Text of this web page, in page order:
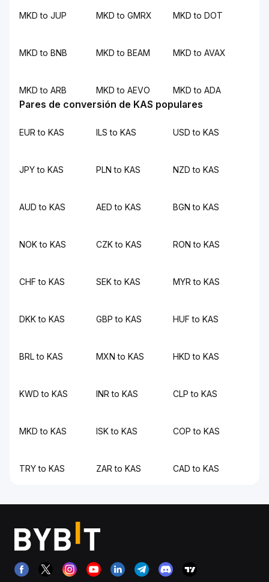
MKD to JUP MKD to GMRX MKD to DOT
MKD to BNB MKD to BEAM MKD to AVAX
MKD to ARB MKD to AEVO MKD to ADA
Pares de conversión de KAS populares
EUR to KAS ILS to KAS USD to KAS
JPY to KAS PLN to KAS NZD to KAS
AUD to KAS AED to KAS BGN to KAS
NOK to KAS CZK to KAS RON to KAS
CHF to KAS SEK to KAS MYR to KAS
DKK to KAS GBP to KAS HUF to KAS
BRL to KAS MXN to KAS HKD to KAS
KWD to KAS INR to KAS CLP to KAS
MKD to KAS ISK to KAS COP to KAS
TRY to KAS ZAR to KAS CAD to KAS